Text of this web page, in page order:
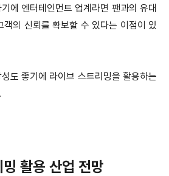
에 엔터테인먼트 업계라면 팬과의 유대
객의 신뢰를 확보할 수 있다는 이점이 있
도 좋기에 라이브 스트리밍을 활용하는
활용 산업 전망